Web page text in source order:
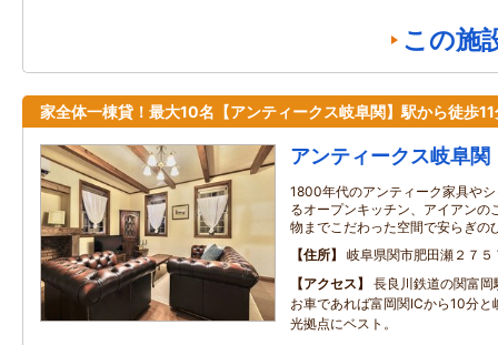
この施
家全体一棟貸！最大10名【アンティークス岐阜関】駅から徒歩11
アンティークス岐阜関
1800年代のアンティーク家具や
るオープンキッチン、アイアンの
物までこだわった空間で安らぎの
住所
岐阜県関市肥田瀬２７５
アクセス
長良川鉄道の関富岡
お車であれば富岡関ICから10分と
光拠点にベスト。